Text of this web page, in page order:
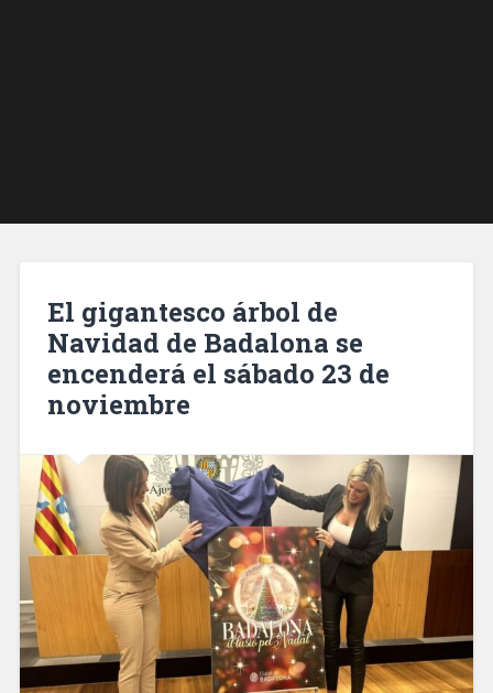
El gigantesco árbol de
Navidad de Badalona se
encenderá el sábado 23 de
noviembre